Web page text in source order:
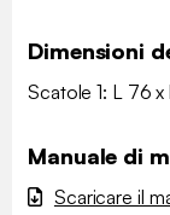
Dimensioni
Scatole 1: L 76
Manuale di
Scaricare il